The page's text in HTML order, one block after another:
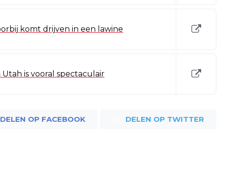
komt drijven in een lawine
is vooral spectaculair
DELEN OP FACEBOOK DELEN OP TWITTER